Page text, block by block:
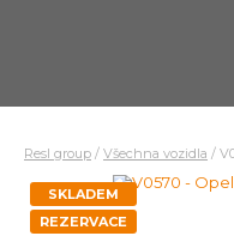
Resl group / Všechna vozidla /
SKLADEM
REZERVACE